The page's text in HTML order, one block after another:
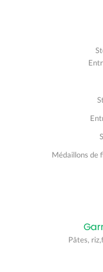
Médaillons de
Pâtes,